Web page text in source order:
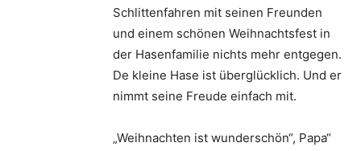
Schlittenfahren mit seinen Freunden
und einem schönen Weihnachtsfest in
der Hasenfamilie nichts mehr entgegen.
De kleine Hase ist überglücklich. Und er
nimmt seine Freude einfach mit.
„Weihnachten ist wunderschön“, Papa“